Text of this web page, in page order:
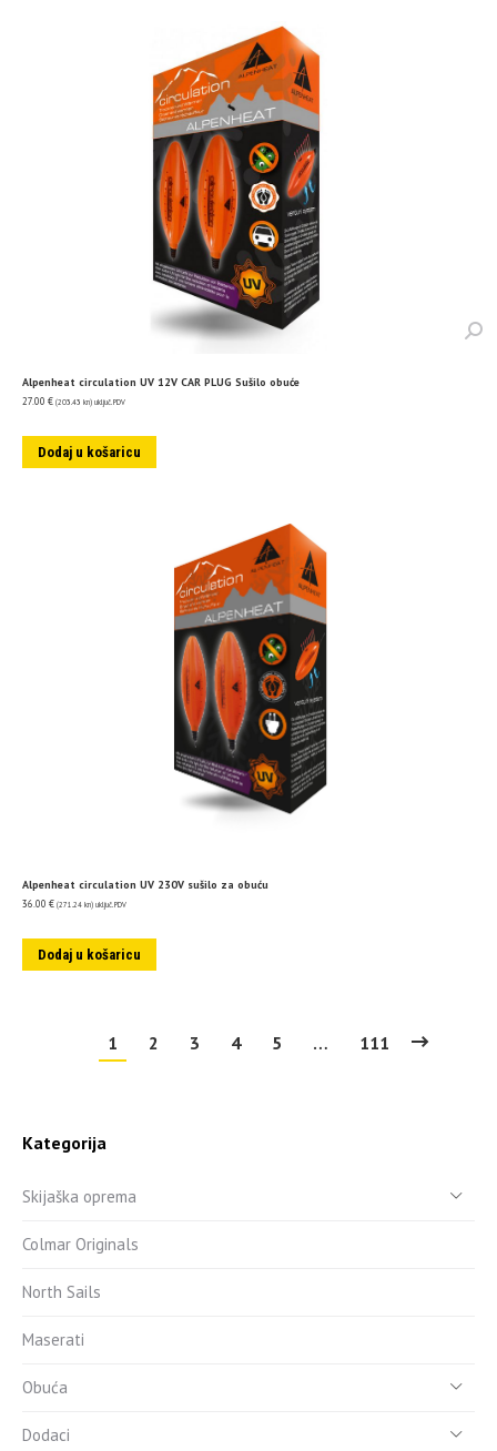
Alpenheat circulation UV 12V CAR PLUG Sušilo obuće
27.00 € (203.43 kn) uključ. PDV
Dodaj u košaricu
Alpenheat circulation UV 230V sušilo za obuću
36.00 € (271.24 kn) uključ. PDV
Dodaj u košaricu
1 2 3 4 5 … 111
Kategorija
Skijaška oprema
Colmar Originals
North Sails
Maserati
Obuća
Dodaci